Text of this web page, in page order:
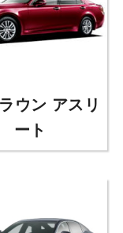
ウン アスリ
ート